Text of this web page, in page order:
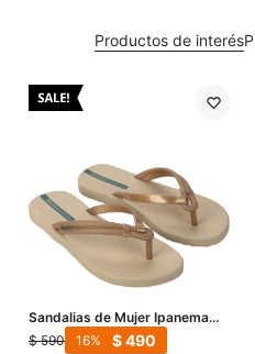
Productos de interés
Sandalias de Mujer Ipanema
Diversa - Beige
$ 590 $490
16